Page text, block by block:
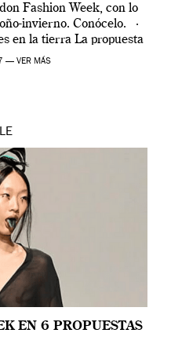
Fashion Week, con lo
invierno. Conócelo. ·
en la tierra La propuesta
fuerte hacia […]
— VER MÁS
EN 6 PROPUESTAS